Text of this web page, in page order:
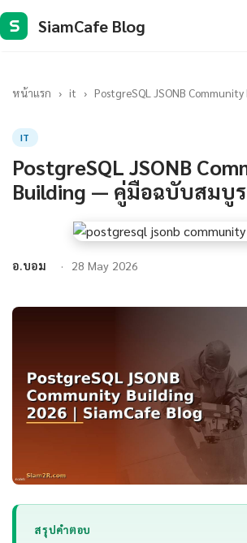
S SiamCafe Blog
หน้าแรก › it › PostgreSQL JSONB
IT
PostgreSQL JSONB
Building — คู่มือฉบับสมบู
อ.บอม 28 May 2026
สรุปคำตอบ